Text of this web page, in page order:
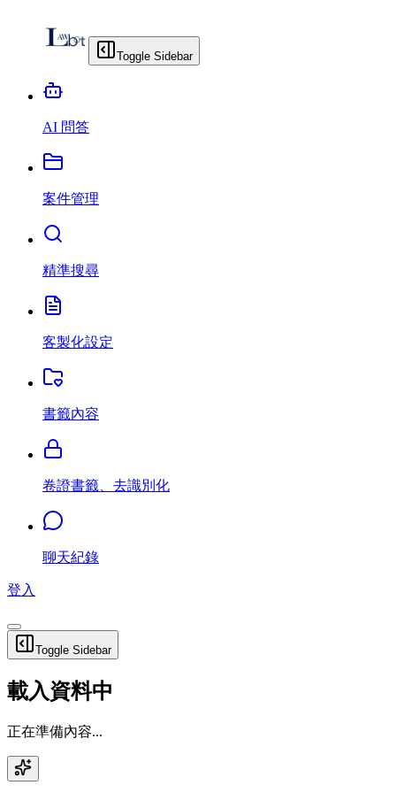
Toggle Sidebar
AI 問答
案件管理
精準搜尋
客製化設定
書籤內容
卷證書籤、去識別化
聊天紀錄
登入
Toggle Sidebar
載入資料中
正在準備內容...